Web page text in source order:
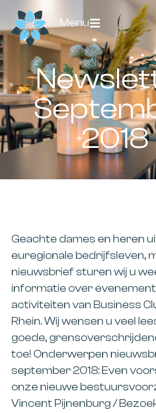
Menu
2018
Geachte dames en heren
euregionale bedrijfsleven,
nieuwsbrief sturen wij u
informatie over
activiteiten van Business
Rhein. Wij wensen u veel
goede,
toe! Onderwerpen
september 2018: Even
onze nieuwe
Vincent Pijnenburg /